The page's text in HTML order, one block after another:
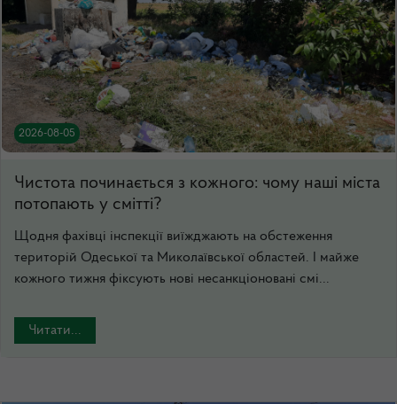
2026-08-05
Чистота починається з кожного: чому наші міста
потопають у смітті?
Щодня фахівці інспекції виїжджають на обстеження
територій Одеської та Миколаївської областей. І майже
кожного тижня фіксують нові несанкціоновані смі...
Читати...